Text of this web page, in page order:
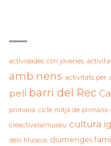
actividades con jóvenes
amb nens activitats per
pell barri del Rec
primaria cicle mitjà de primària
creactivatalmuseu cultura
dels Museus diumenges